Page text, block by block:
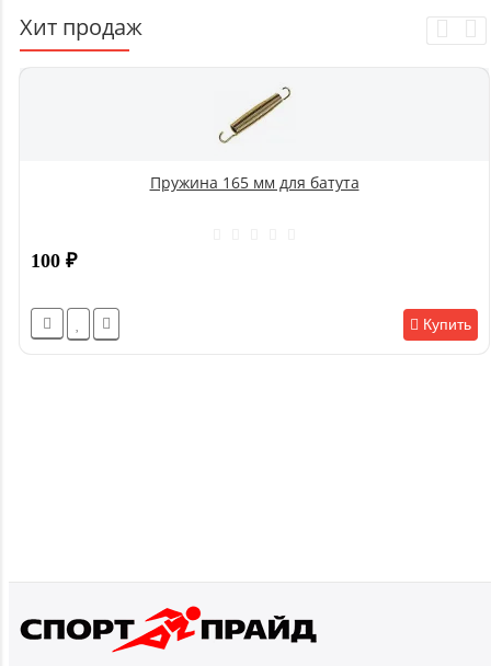
Хит продаж
Пружина 165 мм для батута
100 ₽
Купить